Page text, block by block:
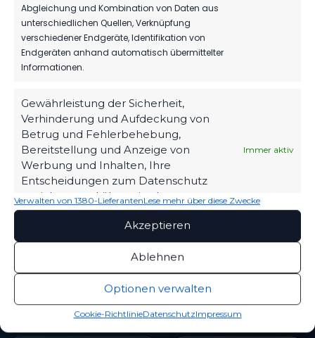
Abgleichung und Kombination von Daten aus
unterschiedlichen Quellen, Verknüpfung
verschiedener Endgeräte, Identifikation von
Endgeräten anhand automatisch übermittelter
Informationen.
Gewährleistung der Sicherheit,
Verhinderung und Aufdeckung von
Betrug und Fehlerbehebung,
Bereitstellung und Anzeige von
Werbung und Inhalten, Ihre
Entscheidungen zum Datenschutz
speichern und übermitteln.
Immer aktiv
Verwalten von 1380-LieferantenLese mehr über diese Zwecke
Akzeptieren
Ablehnen
Optionen verwalten
Cookie-RichtlinieDatenschutzImpressum
SEIT
1963
ZUHAUSE
Werner-Seelenbinder-
Stadion
STANDORT
Luckenwalde
Straße des Friedens 42
14943 Luckenwalde
03371 / 400 99 25
HERBER DÄMPFER
AUF DEM WEG ZUM
TILL JACOBI!
31. Juli 2026
VEREIN PARTNER & VERBÄNDE